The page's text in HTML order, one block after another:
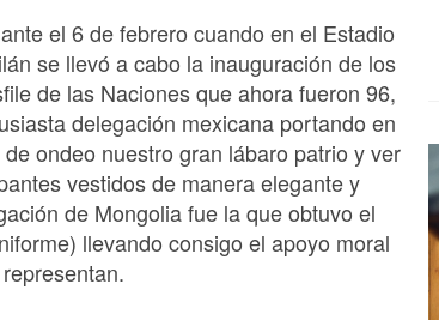
el 6 de febrero cuando en el Estadio
se llevó a cabo la inauguración de los
de las Naciones que ahora fueron 96,
delegación mexicana portando en
ondeo nuestro gran lábaro patrio y ver
vestidos de manera elegante y
de Mongolia fue la que obtuvo el
llevando consigo el apoyo moral